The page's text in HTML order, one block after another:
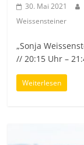
30. Mai 2021
Weissensteiner
„Sonja
// 20:15 Uhr –
Weiterlesen